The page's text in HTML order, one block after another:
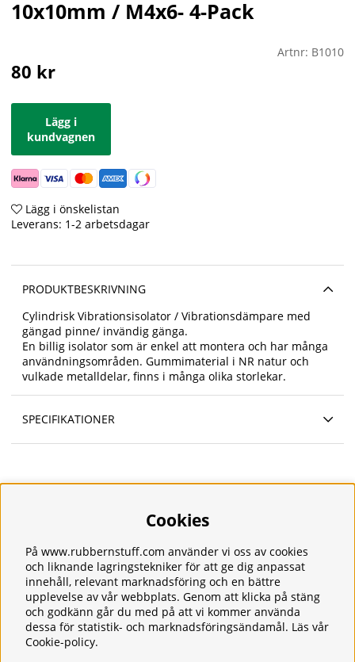
10x10mm / M4x6- 4-Pack
Artnr: B1010
80 kr
Lägg i
kundvagnen
Lägg i önskelistan
Leverans: 1-2 arbetsdagar
PRODUKTBESKRIVNING
Cylindrisk Vibrationsisolator / Vibrationsdämpare med
gängad pinne/ invändig gänga.
En billig isolator som är enkel att montera och har många
användningsområden. Gummimaterial i NR natur och
vulkade metalldelar, finns i många olika storlekar.
SPECIFIKATIONER
Frakt
Integritetspolicy
Kontakt
Kundservice
Köpvillkor
Tjänster
Om oss
Cookies
På www.rubbernstuff.com använder vi oss av cookies
och liknande lagringstekniker för att ge dig anpassat
innehåll, relevant marknadsföring och en bättre
upplevelse av vår webbplats. Genom att klicka på stäng
och godkänn går du med på att vi kommer använda
dessa för statistik- och marknadsföringsändamål. Läs vår
Cookie-policy.